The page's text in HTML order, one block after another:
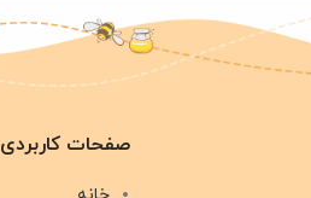
صفحات کاربردی